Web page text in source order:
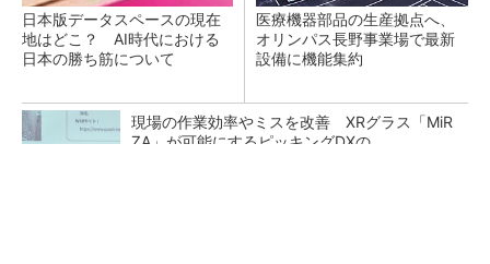
日本版データスペースの現在
地はどこ？ AI時代における
日本の勝ち筋について
医療機器部品の生産拠点へ、
オリンパス長野事業場で最新
設備に機能集約
現場の作業効率やミスを改善 XRグラス「MiR
ZA」が可能にするピッキングDXの...